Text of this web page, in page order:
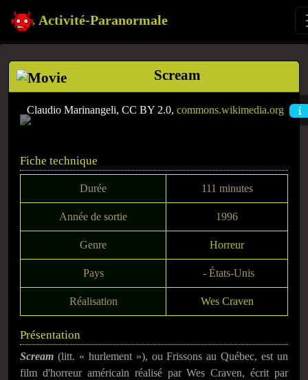
Activité-Paranormale
Scream
Claudio Marinangeli, CC BY 2.0, commons.wikimedia.org
Fiche technique
Durée 111 minutes
Année de sortie 1996
Genre Horreur
Pays - États-Unis
Réalisation Wes Craven
Présentation
Scream (litt. « hurlement »), ou Frissons au Québec, est un
film d'horreur américain réalisé par Wes Craven, écrit par